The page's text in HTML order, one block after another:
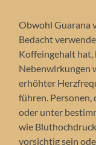
Obwohl Guarana
Bedacht
Koffeingehalt hat,
Nebenwirkungen
erhöhter
führen. Personen,
oder unter
wie
vorsichtig sein